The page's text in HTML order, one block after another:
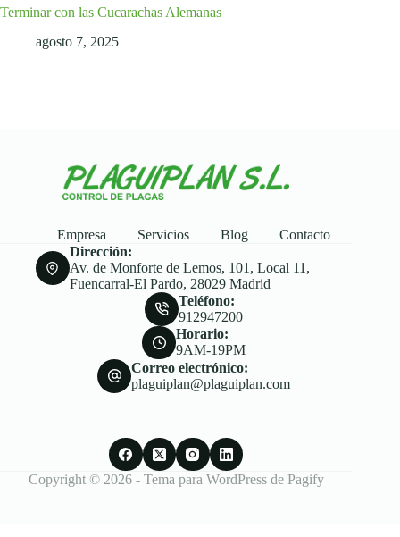
Terminar con las Cucarachas Alemanas
agosto 7, 2025
Empresa Servicios Blog
Contacto
Dirección:
Av. de Monforte de Lemos, 101, Local 11,
Fuencarral-El Pardo, 28029 Madrid
Teléfono:
912947200
Horario:
9AM-19PM
Correo electrónico:
plaguiplan@plaguiplan.com
Copyright © 2026 - Tema para WordPress de Pagify